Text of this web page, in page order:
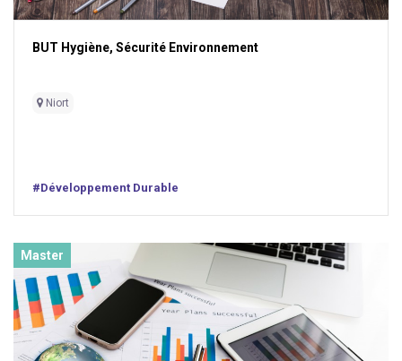
BUT Hygiène, Sécurité Environnement
Niort
#Développement Durable
Master